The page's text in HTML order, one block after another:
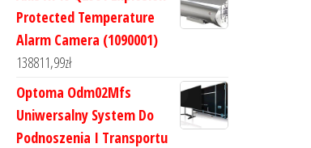
Protected Temperature
Alarm Camera (1090001)
138811,99zł
Optoma Odm02Mfs
Uniwersalny System Do
Podnoszenia I Transportu